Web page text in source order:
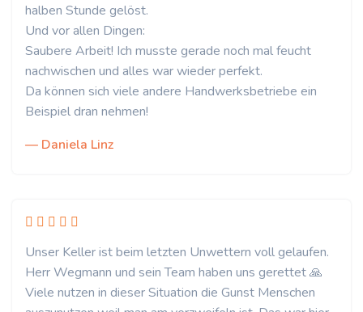
halben Stunde gelöst.
Und vor allen Dingen:
Saubere Arbeit! Ich musste gerade noch mal feucht
nachwischen und alles war wieder perfekt.
Da können sich viele andere Handwerksbetriebe ein
Beispiel dran nehmen!
— Daniela Linz
Unser Keller ist beim letzten Unwettern voll gelaufen.
Herr Wegmann und sein Team haben uns gerettet 🙏
Viele nutzen in dieser Situation die Gunst Menschen